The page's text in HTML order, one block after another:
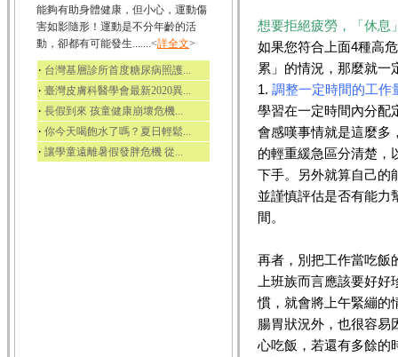
能夠有助身體健康，但小心，運動傷
害如影隨形！運動是不分年齡的活
動，卻都有可能發生.......<詳全文>
‧ 台灣基層診所首度糖尿病照護...
‧ 臺灣皮膚科醫學會最新2020異...
‧ 長假到來 孩童健康崩壞危機...
‧ 你今天喝飽水了嗎？夏日輕鬆...
‧ 讓學童遠離暑假發胖危機 從...
想要拒絕疲勞，「休息
如果您符合上面4種高
累」的情況，那麼就一
1. 調整一定時間的工作
學習在一定時間內分配
會感嘆事情就是這麼多
的輕重緩急區分清楚，
下手。另外就算自己的
並謹慎評估是否有能力
間。
再者，別把工作當吃飯
上班族而言應該要好
慣，就會將上午緊繃的
腸胃狀況外，也很容易
心吃飯，若還有多餘的